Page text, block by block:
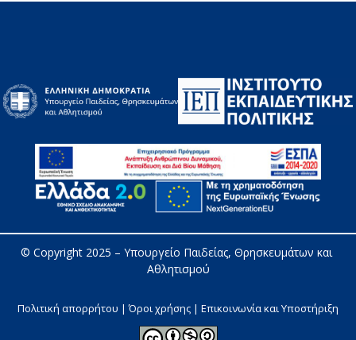
© Copyright 2025 – Υπουργείο Παιδείας, Θρησκευμάτων και
Αθλητισμού
Πολιτική απορρήτου | Όροι χρήσης | Επικοινωνία και Υποστήριξη